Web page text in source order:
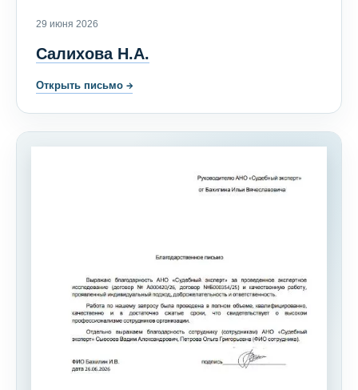
29 июня 2026
Салихова Н.А.
Открыть письмо →